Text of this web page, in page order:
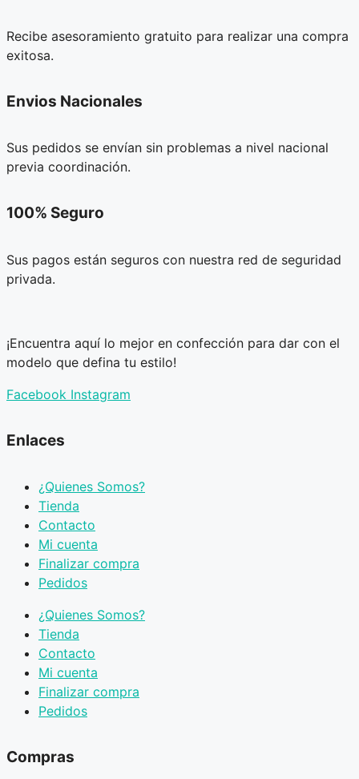
Recibe asesoramiento gratuito para realizar una compra
exitosa.
Envios Nacionales
Sus pedidos se envían sin problemas a nivel nacional
previa coordinación.
100% Seguro
Sus pagos están seguros con nuestra red de seguridad
privada.
¡Encuentra aquí lo mejor en confección para dar con el
modelo que defina tu estilo!
Facebook Instagram
Enlaces
¿Quienes Somos?
Tienda
Contacto
Mi cuenta
Finalizar compra
Pedidos
¿Quienes Somos?
Tienda
Contacto
Mi cuenta
Finalizar compra
Pedidos
Compras